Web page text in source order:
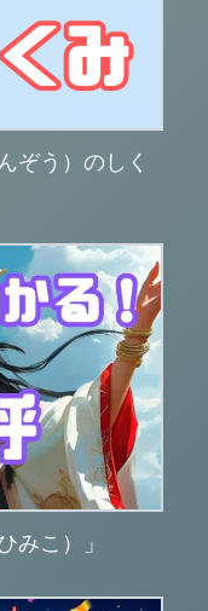
ぞう）のしく
みこ）」